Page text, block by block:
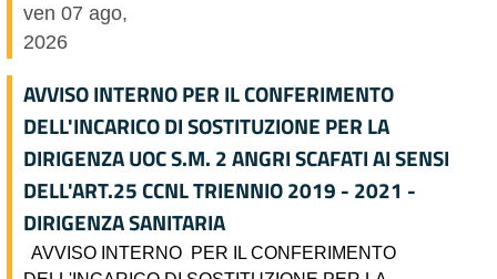
ven 07 ago,
2026
AVVISO INTERNO PER IL CONFERIMENTO
DELL'INCARICO DI SOSTITUZIONE PER LA
DIRIGENZA UOC S.M. 2 ANGRI SCAFATI AI SENSI
DELL'ART.25 CCNL TRIENNIO 2019 - 2021 -
DIRIGENZA SANITARIA
AVVISO INTERNO PER IL CONFERIMENTO